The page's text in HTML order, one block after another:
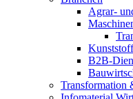
Agrar-
B2B-
Transformation